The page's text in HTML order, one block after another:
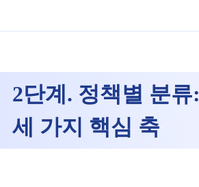
2단계. 정책별 분류:
세 가지 핵심 축